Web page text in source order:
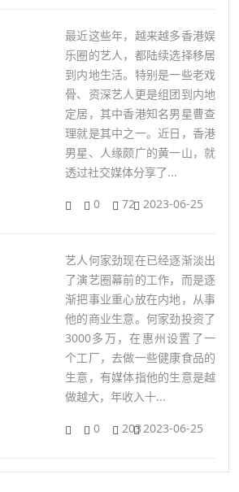
最近这些年，越来越多香港娱
乐圈的艺人，都陆续选择移居
到内地生活。特别是一些老戏
骨、资深艺人更是组团到内地
定居，其中香港知名男星曹查
理就是其中之一。近日，香港
男星、人缘颇广的黄一山，就
透过社交媒体分享了...
0 72 2023-06-25
艺人何家劲现在已经逐渐淡出
了演艺圈幕前的工作，而是逐
渐把事业重心放在内地，从事
他的商业生意。何家劲投资了
3000多万，在惠州设置了一
个工厂，去做一些健康食品的
生意，有媒体指他的生意是越
做越大，年收入十...
0 2032023-06-25